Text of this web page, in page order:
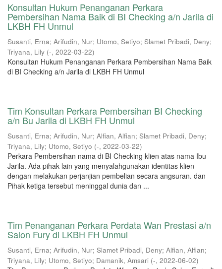
Konsultan Hukum Penanganan Perkara
Pembersihan Nama Baik di BI Checking a/n Jarila di
LKBH FH Unmul
Susanti, Erna; Arifudin, Nur; Utomo, Setiyo; Slamet Pribadi, Deny;
Triyana, Lily (-, 2022-03-22)
Konsultan Hukum Penanganan Perkara Pembersihan Nama Baik
di BI Checking a/n Jarila di LKBH FH Unmul
Tim Konsultan Perkara Pembersihan BI Checking
a/n Bu Jarila di LKBH FH Unmul
Susanti, Erna; Arifudin, Nur; Alfian, Alfian; Slamet Pribadi, Deny;
Triyana, Lily; Utomo, Setiyo (-, 2022-03-22)
Perkara Pembersihan nama di BI Checking klien atas nama Ibu
Jarila. Ada pihak lain yang menyalahgunakan identitas klien
dengan melakukan perjanjian pembelian secara angsuran. dan
Pihak ketiga tersebut meninggal dunia dan ...
Tim Penanganan Perkara Perdata Wan Prestasi a/n
Salon Fury di LKBH FH Unmul
Susanti, Erna; Arifudin, Nur; Slamet Pribadi, Deny; Alfian, Alfian;
Triyana, Lily; Utomo, Setiyo; Damanik, Amsari (-, 2022-06-02)